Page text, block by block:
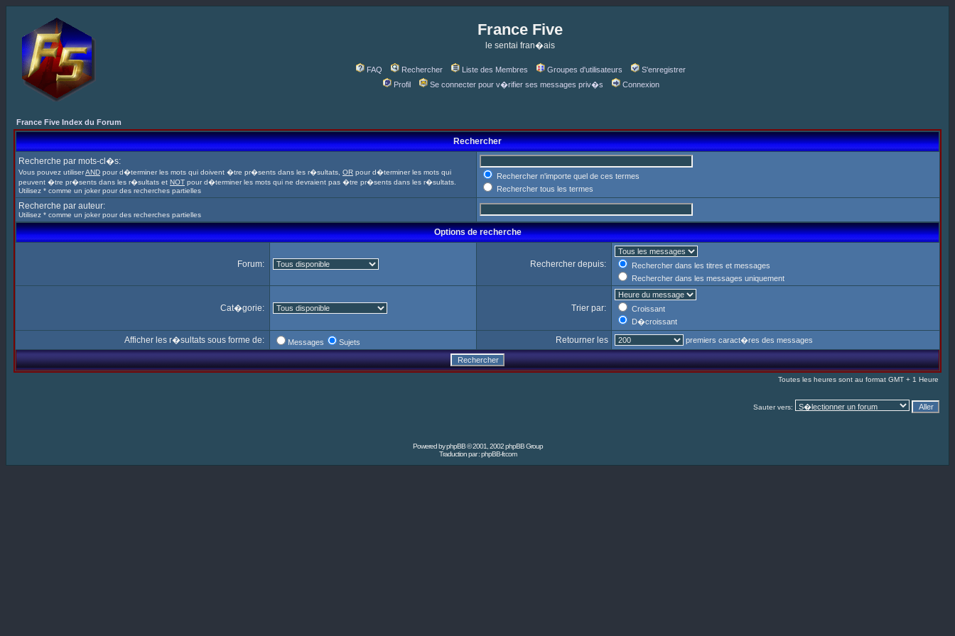
France Five
le sentai fran�ais
FAQ Rechercher Liste des Membres Groupes d'utilisateurs
S'enregistrer
Profil
Se connecter pour v�rifier ses messages priv�s Connexion
France Five Index du Forum
Rechercher
Recherche par mots-cl�s:
Vous pouvez utiliserAND pour d�terminer les mots qui doivent �tre pr�sents dans les r�sultats, OR pour d�terminer les mots qui
peuvent �tre pr�sents dans les r�sultats et NOT pour d�terminer les mots qui ne devraient pas �tre pr�sents dans les r�sultats.
Utilisez * comme un joker pour des recherches partielles
Rechercher n'importe quel de ces termes
Rechercher tous les termes
Recherche par auteur:
Utilisez * comme un joker pour des recherches partielles
Options de recherche
Forum: Rechercher depuis:
Rechercher dans les titres et messages
Rechercher dans les messages uniquement
Cat�gorie: Trier par:
Croissant
D�croissant
Afficher les r�sultats sous forme de: Messages Sujets Retourner les premiers caract�res des messages
Toutes les heures sont au format GMT + 1 Heure
Sauter vers:
Powered byphpBB© 2001, 2002 phpBB Group
Traduction par :phpBB-fr.com